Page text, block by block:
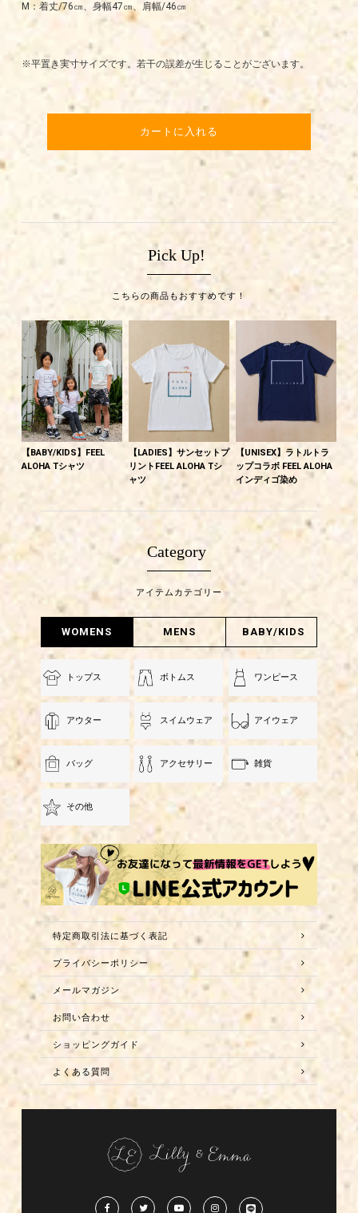
M：着丈/76㎝、身幅47㎝、肩幅/46㎝
※平置き実寸サイズです。若干の誤差が生じることがございます。
カートに入れる
Pick Up!
こちらの商品もおすすめです！
【BABY/KIDS】FEEL
ALOHA Tシャツ
【LADIES】サンセットプ
リントFEEL ALOHA Tシ
ャツ
【UNISEX】ラトルトラ
ップコラボ FEEL ALOHA
インディゴ染め
Category
アイテムカテゴリー
WOMENS MENS BABY/KIDS
トップス ボトムス ワンピース
アウター スイムウェア アイウェア
バッグ アクセサリー 雑貨
その他
特定商取引法に基づく表記
プライバシーポリシー
メールマガジン
お問い合わせ
ショッピングガイド
よくある質問